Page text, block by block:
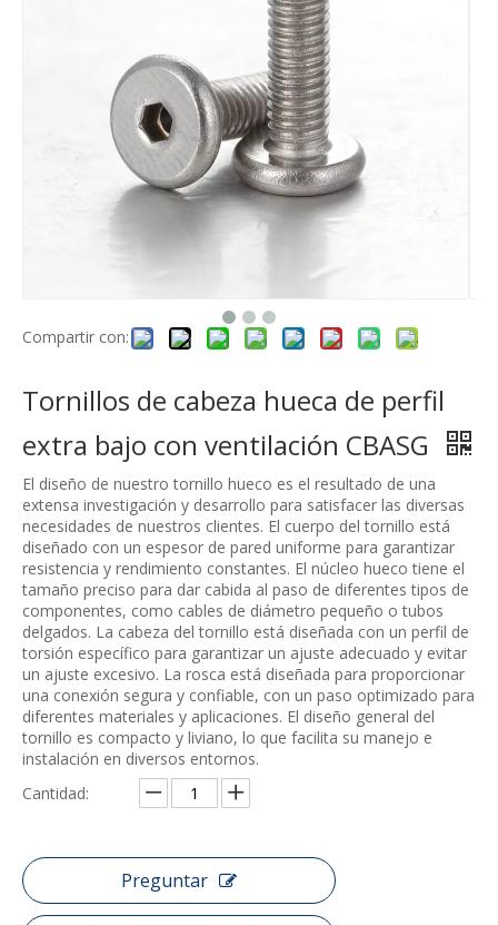
Compartir con:
Tornillos de cabeza hueca de perfil
extra bajo con ventilación CBASG
El diseño de nuestro tornillo hueco es el resultado de una
extensa investigación y desarrollo para satisfacer las diversas
necesidades de nuestros clientes. El cuerpo del tornillo está
diseñado con un espesor de pared uniforme para garantizar
resistencia y rendimiento constantes. El núcleo hueco tiene el
tamaño preciso para dar cabida al paso de diferentes tipos de
componentes, como cables de diámetro pequeño o tubos
delgados. La cabeza del tornillo está diseñada con un perfil de
torsión específico para garantizar un ajuste adecuado y evitar
un ajuste excesivo. La rosca está diseñada para proporcionar
una conexión segura y confiable, con un paso optimizado para
diferentes materiales y aplicaciones. El diseño general del
tornillo es compacto y liviano, lo que facilita su manejo e
instalación en diversos entornos.
Cantidad:
Preguntar